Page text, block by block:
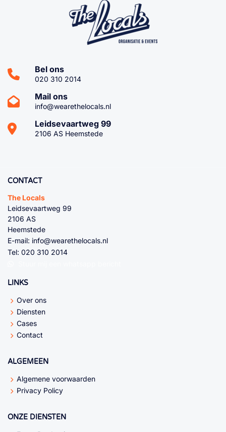
Bel ons
020 310 2014
Mail ons
info@wearethelocals.nl
Leidsevaartweg 99
2106 AS Heemstede
CONTACT
The Locals
Leidsevaartweg 99
2106 AS
Heemstede
E-mail: info@wearethelocals.nl
Tel: 020 310 2014
LINKS
Over ons
Diensten
Cases
Contact
ALGEMEEN
Algemene voorwaarden
Privacy Policy
ONZE DIENSTEN